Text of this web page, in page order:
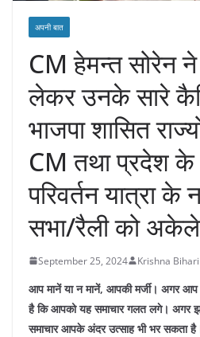
अपनी बात
CM हेमन्त सोरेन
लेकर उनके सारे
भाजपा शासित
CM तथा प्रदेश
परिवर्तन यात्रा के
सभा/रैली को अकेले
September 25, 2024 Krishna
आप मानें या न मानें, आपकी मर्जी। अगर आप
है कि आपको यह समाचार गलत लगे। अगर
समाचार आपके अंदर उत्साह भी भर सकता